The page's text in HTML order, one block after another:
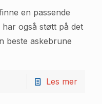
en passende
også støtt på det
beste askebrune
Les mer